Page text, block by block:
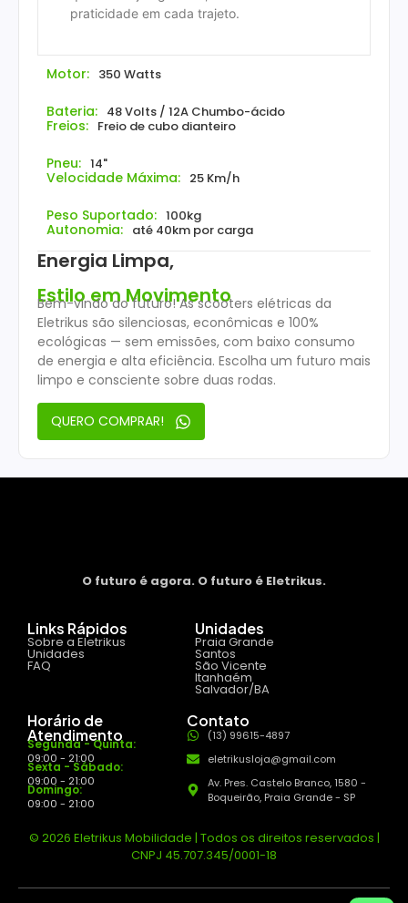
praticidade em cada trajeto.
Motor: 350 Watts
Bateria: 48 Volts / 12A Chumbo-ácido
Freios: Freio de cubo dianteiro
Pneu: 14"
Velocidade Máxima: 25 Km/h
Peso Suportado: 100kg
Autonomia: até 40km por carga
Energia Limpa,
Estilo em Movimento
Bem-vindo ao futuro! As scooters elétricas da
Eletrikus são silenciosas, econômicas e 100%
ecológicas — sem emissões, com baixo consumo
de energia e alta eficiência. Escolha um futuro mais
limpo e consciente sobre duas rodas.
QUERO COMPRAR!
O futuro é agora. O futuro é Eletrikus.
Links Rápidos
Sobre a Eletrikus
Unidades
FAQ
Unidades
Praia Grande
Santos
São Vicente
Itanhaém
Salvador/BA
Horário de
Atendimento
Segunda - Quinta:
09:00 - 21:00
Sexta - Sábado:
09:00 - 21:00
Domingo:
09:00 - 21:00
Contato
(13) 99615-4897
eletrikusloja@gmail.com
Av. Pres. Castelo Branco, 1580 -
Boqueirão, Praia Grande - SP
© 2026 Eletrikus Mobilidade | Todos os direitos reservados |
CNPJ 45.707.345/0001-18